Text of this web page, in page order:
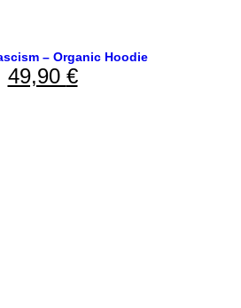
– Organic Hoodie
49,90 €